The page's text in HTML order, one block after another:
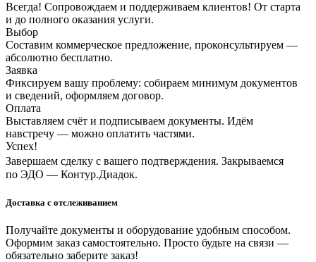
Всегда! Сопровождаем и поддерживаем клиентов! От старта
и до полного оказания услуги.
Выбор
Составим коммерческое предложение, проконсультируем —
абсолютно бесплатно.
Заявка
Фиксируем вашу проблему: собираем минимум документов
и сведений, оформляем договор.
Оплата
Выставляем счёт и подписываем документы. Идём
навстречу — можно оплатить частями.
Успех!
Завершаем сделку с вашего подтверждения. Закрываемся
по ЭДО — Контур.Диадок.
Доставка с отслеживанием
Получайте документы и оборудование удобным способом.
Оформим заказ самостоятельно. Просто будьте на связи —
обязательно заберите заказ!